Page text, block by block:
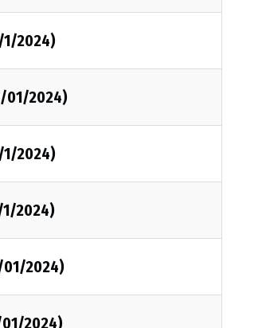
1/2024)
01/2024)
1/2024)
1/2024)
01/2024)
01/2024)